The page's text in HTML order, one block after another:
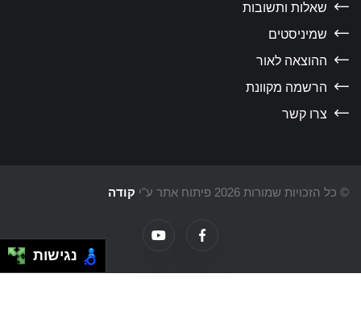
שאלות ותשובות
שמיניסטים
ההוצאה לאור
הרשמה מקוונת
צרו קשר
הזכויות שמורות 2026 פיתוח אתר ע"י קודה
נגישות